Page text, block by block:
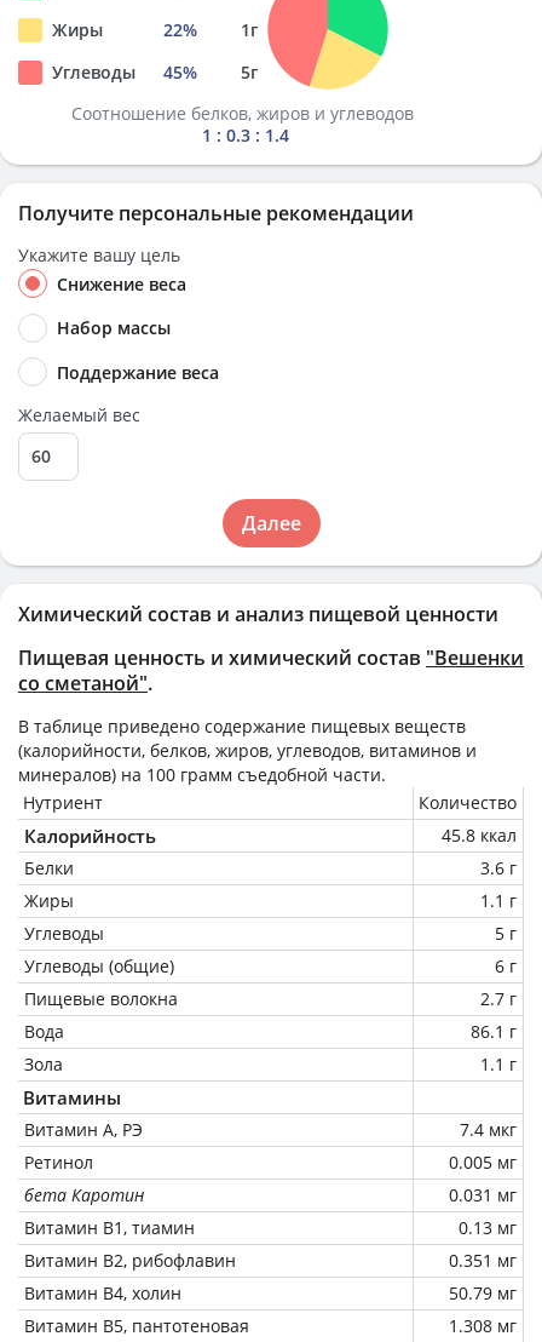
Химический состав и анализ пищевой ценности
Пищевая ценность и химический состав "Вешенки
со сметаной".
В таблице приведено содержание пищевых веществ
(калорийности, белков, жиров, углеводов, витаминов и
минералов) на 100 грамм съедобной части.
Нутриент
Количество
Калорийность
45.8 ккал
Белки
3.6 г
Жиры
1.1 г
Углеводы
5 г
Углеводы (общие)
6 г
Пищевые волокна
2.7 г
Вода
86.1 г
Зола
1.1 г
Витамины
Витамин А, РЭ
7.4 мкг
Ретинол
0.005 мг
бета Каротин
0.031 мг
Витамин В1, тиамин
0.13 мг
Витамин В2, рибофлавин
0.351 мг
Витамин В4, холин
50.79 мг
Витамин В5, пантотеновая
1.308 мг
Жиры
22% 1г
Углеводы
45% 5г
Соотношение белков, жиров и углеводов
1 : 0.3 : 1.4
Получите персональные рекомендации
Укажите вашу цель
Снижение веса
Набор массы
Поддержание веса
Желаемый вес
Далее